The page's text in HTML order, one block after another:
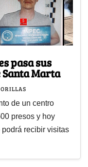
pasa sus
Marta
de un centro
presos y hoy
recibir visitas